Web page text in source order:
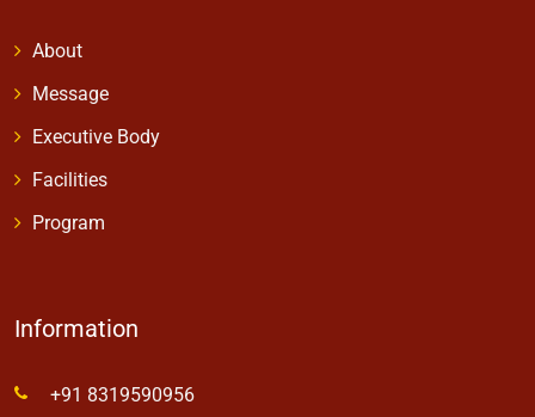
About
Message
Executive Body
Facilities
Program
Information
+91 8319590956